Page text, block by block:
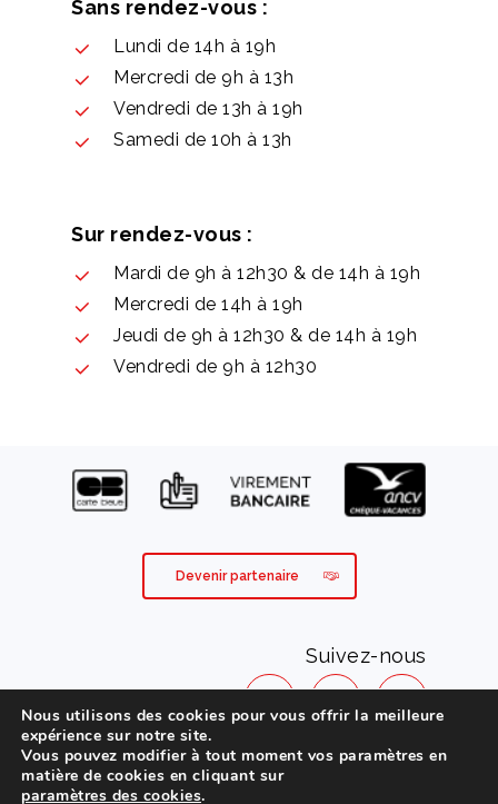
Sans rendez-vous :
Lundi de 14h à 19h
Mercredi de 9h à 13h
Vendredi de 13h à 19h
Samedi de 10h à 13h
Sur rendez-vous :
Mardi de 9h à 12h30 & de 14h à 19h
Mercredi de 14h à 19h
Jeudi de 9h à 12h30 & de 14h à 19h
Vendredi de 9h à 12h30
Devenir partenaire
Suivez-nous
Mentions légales
Nous utilisons des cookies pour vous offrir la meilleure
expérience sur notre site.
Vous pouvez modifier à tout moment vos paramètres en
matière de cookies en cliquant sur
paramètres des cookies.